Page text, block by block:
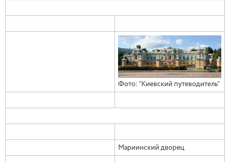
Фото: “Киевский путеводитель”
Мариинский дворец